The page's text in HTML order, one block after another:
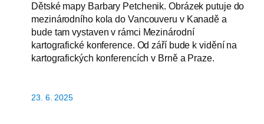
Dětské mapy Barbary Petchenik. Obrázek putuje do
mezinárodního kola do Vancouveru v Kanadě a
bude tam vystaven v rámci Mezinárodní
kartografické konference. Od září bude k vidění na
kartografických konferencích v Brně a Praze.
23. 6. 2025